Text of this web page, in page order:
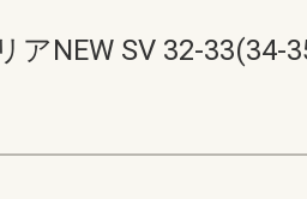
アNEW SV 32-33(34-